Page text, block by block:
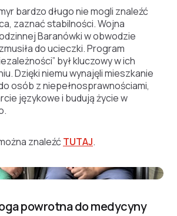
bardzo długo nie mogli znaleźć
zaznać stabilności. Wojna
Baranówki w obwodzie
do ucieczki. Program
był kluczowy w ich
Dzięki niemu wynajęli mieszkanie
osób z niepełnosprawnościami,
językowe i budują życie w
znaleźć TUTAJ.
Amelia i Volodymyr
powrotna do medycyny